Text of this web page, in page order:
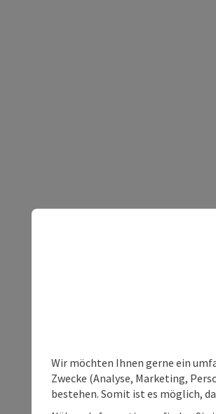
Wir möchten Ihnen gerne ein
Zwecke (Analyse, Marketing,
bestehen. Somit ist es möglich,